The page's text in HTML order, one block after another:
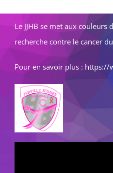
Le JJHB se met aux couleurs
recherche contre le cancer
Pour en savoir plus :